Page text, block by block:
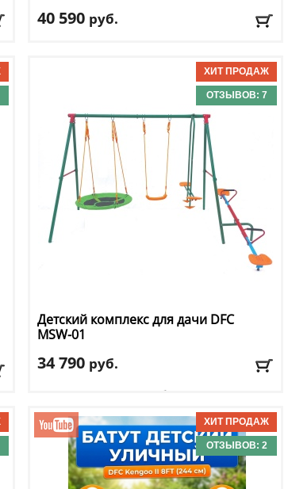
40 590 руб.
Максимальный вес пользователя: 150 кг
Доставка:БЕСПЛАТНО, 2-3 дня
ОТЗЫВОВ: 7
Детский комплекс для дачи DFC
MSW-01
34 790 руб.
: качели-балансир
Макс. нагрузка
Возраст, от: 3
Возраст, до: 10
: нет
Доставка:БЕСПЛАТНО, 2-3 дня
ОТЗЫВОВ: 2